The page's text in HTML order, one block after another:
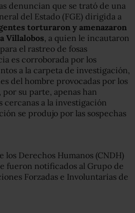
denuncian que se trató de una
del Estado (FGE) dirigida a
torturaron y amenazaron
Villalobos, a quien le incautaron
el rastreo de fosas
es corroborada por los
a la carpeta de investigación,
del hombre provocadas por los
su parte, apenas han
a la investigación
se produjo por las sospechas
los Derechos Humanos (CNDH)
fueron notificados al Grupo de
Forzadas e Involuntarias de